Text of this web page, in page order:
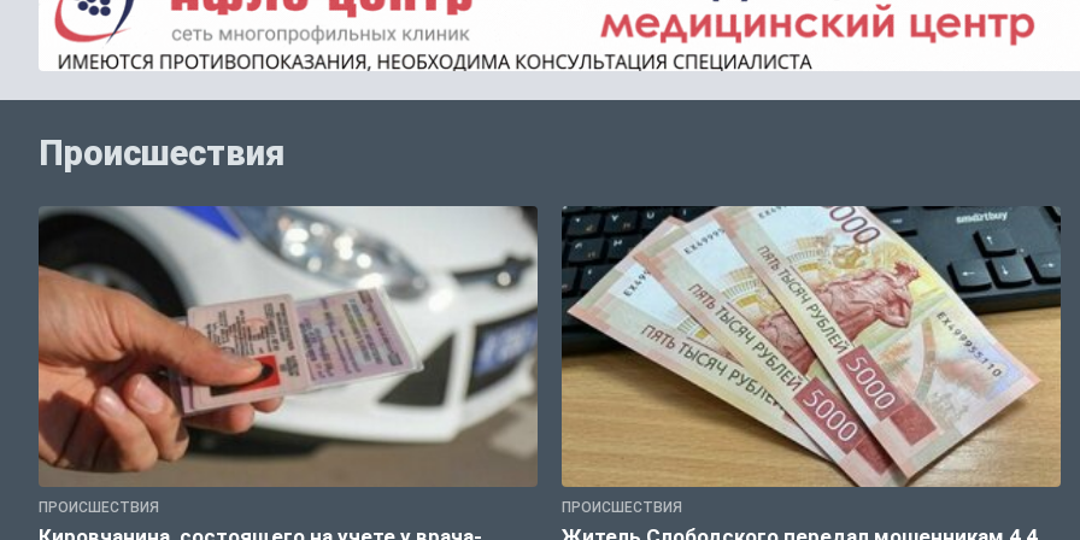
Происшествия
ПРОИСШЕСТВИЯ ПРОИСШЕСТВИЯ